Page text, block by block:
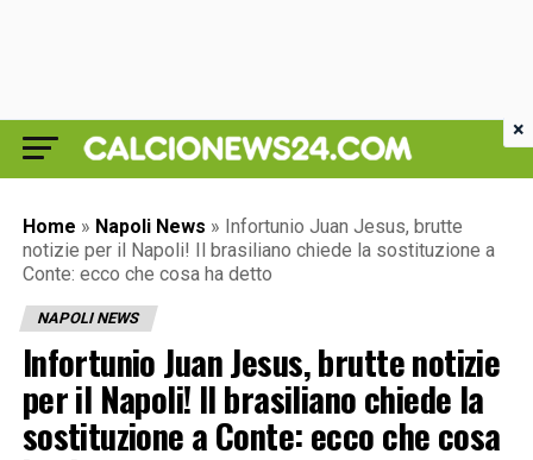
Home » Napoli News » Infortunio Juan Jesus, brutte
notizie per il Napoli! Il brasiliano chiede la sostituzione a
Conte: ecco che cosa ha detto
NAPOLI NEWS
Infortunio Juan Jesus, brutte notizie
per il Napoli! Il brasiliano chiede la
sostituzione a Conte: ecco che cosa
×